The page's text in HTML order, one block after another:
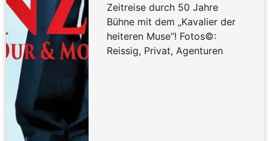
Zeitreise durch 50 Jahre
Bühne mit dem „Kavalier der
heiteren Muse“! Fotos©:
Reissig, Privat, Agenturen